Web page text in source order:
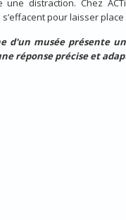
une distraction. Chez
pour laisser
d'un musée présente
réponse précise et